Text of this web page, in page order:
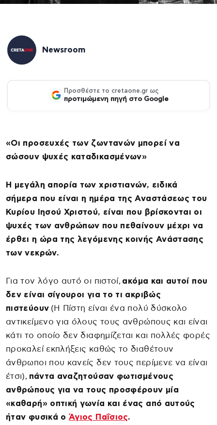
Newsroom
Προσθέστε το cretaone.gr ως
προτιμώμενη πηγή στο Google
«Οι προσευχές των ζωντανών μπορεί να
σώσουν ψυχές καταδικασμένων»
Η μεγάλη απορία των χριστιανών, ειδικά
σήμερα που είναι η ημέρα της Αναστάσεως του
Κυρίου Ιησού Χριστού, είναι που βρίσκονται οι
ψυχές των ανθρώπων που πεθαίνουν μέχρι να
έρθει η ώρα της λεγόμενης κοινής Ανάστασης
των νεκρών.
Για τον λόγο αυτό οι πιστοί, ακόμα και αυτοί που
δεν είναι σίγουροι για το τι ακριβώς
πιστεύουν (Η Πίστη είναι ένα πολύ δύσκολο
αντικείμενο για όλους τους ανθρώπους και είναι
κάτι το οποίο δεν διαφημίζεται και πολλές φορές
προκαλεί εκπλήξεις καθώς το διαθέτουν
άνθρωποι που κανείς δεν τους περίμενε να είναι
έτσι), πάντα αναζητούσαν φωτισμένους
ανθρώπους για να τους προσφέρουν μία
«καθαρή» οπτική γωνία και ένας από αυτούς
ήταν φυσικά οΆγιος Παΐσιος.